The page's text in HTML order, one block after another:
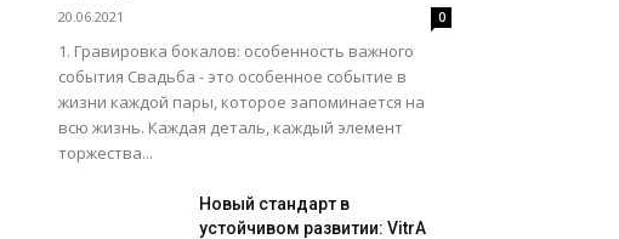
20.06.2021 0
1. Гравировка бокалов: особенность важного
события Свадьба - это особенное событие в
жизни каждой пары, которое запоминается на
всю жизнь. Каждая деталь, каждый элемент
торжества...
Новый стандарт в
устойчивом развитии: VitrA